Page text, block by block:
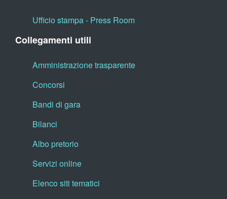
Ufficio stampa - Press Room
Collegamenti utili
Amministrazione trasparente
Concorsi
Bandi di gara
Bilanci
Albo pretorio
Servizi online
Elenco siti tematici